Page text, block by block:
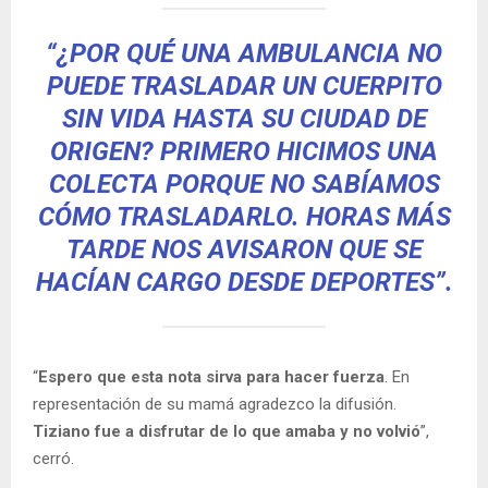
“¿POR QUÉ UNA AMBULANCIA NO
PUEDE TRASLADAR UN CUERPITO
SIN VIDA HASTA SU CIUDAD DE
ORIGEN? PRIMERO HICIMOS UNA
COLECTA PORQUE NO SABÍAMOS
CÓMO TRASLADARLO. HORAS MÁS
TARDE NOS AVISARON QUE SE
HACÍAN CARGO DESDE DEPORTES”.
“Espero que esta nota sirva para hacer fuerza. En
representación de su mamá agradezco la difusión.
Tiziano fue a disfrutar de lo que amaba y no volvió”,
cerró.